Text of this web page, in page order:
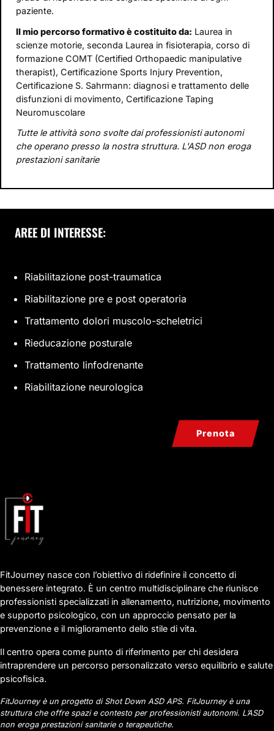
paziente.
Il mio percorso formativo è costituito da: Laurea in
scienze motorie, seconda Laurea in fisioterapia, corso di
formazione COMT (Certified Orthopaedic manipulative
therapist), Certificazione Sports Injury Prevention,
Certificazione S. Sahrmann: diagnosi e trattamento delle
disfunzioni di movimento, Certificazione Taping
Neuromuscolare
Tutte le attività sono svolte dai professionisti autonomi
che operano presso la nostra struttura. L'ASD non eroga
prestazioni sanitarie
AREE DI INTERESSE:
Riabilitazione post-traumatica
Riabilitazione pre e post operatoria
Trattamento dolori muscolo-scheletrici
Rieducazione posturale
Trattamento linfodrenante
Riabilitazione neurologica
Prenota
FitJourney nasce con l’obiettivo di ridefinire il concetto di
benessere integrato. È un centro multidisciplinare che riunisce
professionisti specializzati in allenamento, nutrizione, movimento
e supporto psicologico, con un approccio pensato per la
prevenzione e il miglioramento dello stile di vita.
Il centro opera come punto di riferimento per chi desidera
intraprendere un percorso personalizzato verso equilibrio e salute
psicofisica.
FitJourney è un progetto di Shot Down ASD APS. FitJourney è una
struttura che offre spazi e contesto per professionisti autonomi. L’ASD
non eroga prestazioni sanitarie o terapeutiche.